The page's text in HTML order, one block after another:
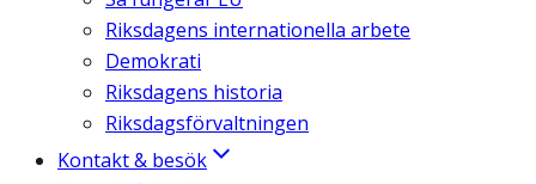
Riksdagens internationella arbete
Demokrati
Riksdagens historia
Riksdagsförvaltningen
Kontakt & besök